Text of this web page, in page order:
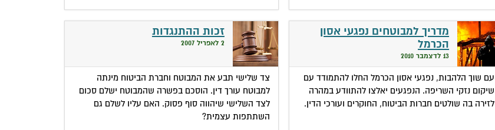
מדריך למבוטחים נפגעי אסון
הכרמל
13 לדצמבר 2010
עם שוך הלהבות, נפגעי אסון הכרמל החלו להתמודד עם
שיקום נזקי השריפה. הנפגעים יאלצו להתוודע במהרה
לזירה בה שולטים חברות הביטוח, החוקרים ועורכי הדין.
זכות ההתנגדות
2 לאפריל 2007
צד שלישי תבע את המבוטח וחברת הביטוח מינתה
למבוטח עורך דין. הוסכם בפשרה שהמבוטח ישלם סכום
לצד השלישי שיהווה סוף פסוק. האם עליו לשלם גם
השתתפות עצמית?